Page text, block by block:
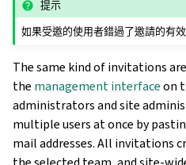
提示
如果受邀的使用者錯過了邀請的有
The same kind of invitations
the management interfaceon
administrators and site
multiple users at once by
mail addresses. All invitations